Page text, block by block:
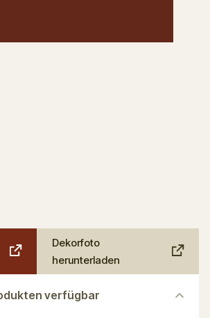
Dekorfoto
herunterladen
verfügbar